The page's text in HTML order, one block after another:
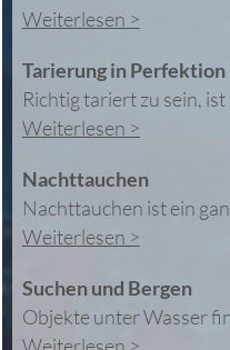
Weiterlesen >
Tarierung in Perfektion
Richtig tariert zu sein, ist
Weiterlesen >
Nachttauchen
Nachttauchen ist ein
Weiterlesen >
Suchen und Bergen
Objekte unter Wasser